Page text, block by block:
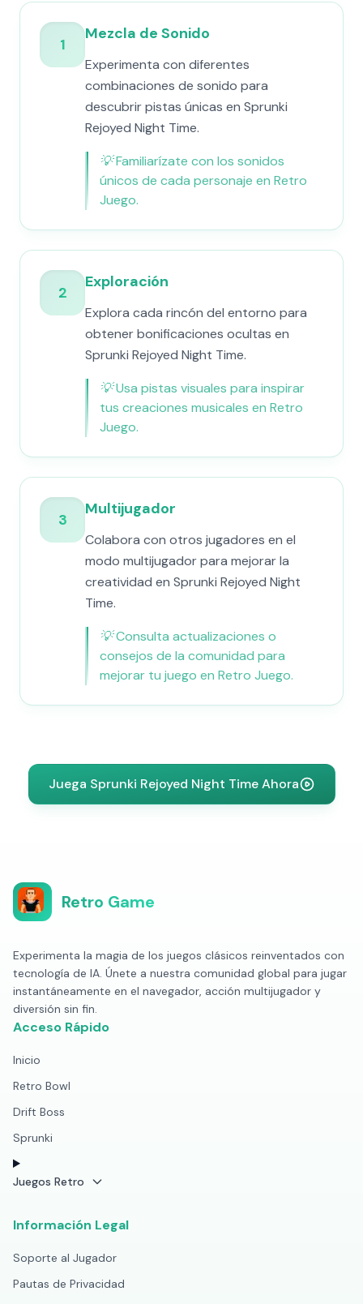
1
Mezcla de Sonido
Experimenta con diferentes
combinaciones de sonido para
descubrir pistas únicas en Sprunki
Rejoyed Night Time.
💡Familiarízate con los sonidos
únicos de cada personaje en Retro
Juego.
2
Exploración
Explora cada rincón del entorno para
obtener bonificaciones ocultas en
Sprunki Rejoyed Night Time.
💡Usa pistas visuales para inspirar
tus creaciones musicales en Retro
Juego.
3
Multijugador
Colabora con otros jugadores en el
modo multijugador para mejorar la
creatividad en Sprunki Rejoyed Night
Time.
💡Consulta actualizaciones o
consejos de la comunidad para
mejorar tu juego en Retro Juego.
Juega Sprunki Rejoyed Night Time Ahora
Retro Game
Experimenta la magia de los juegos clásicos reinventados con
tecnología de IA. Únete a nuestra comunidad global para jugar
instantáneamente en el navegador, acción multijugador y
diversión sin fin.
Acceso Rápido
Inicio
Retro Bowl
Drift Boss
Sprunki
Juegos Retro
Información Legal
Soporte al Jugador
Pautas de Privacidad